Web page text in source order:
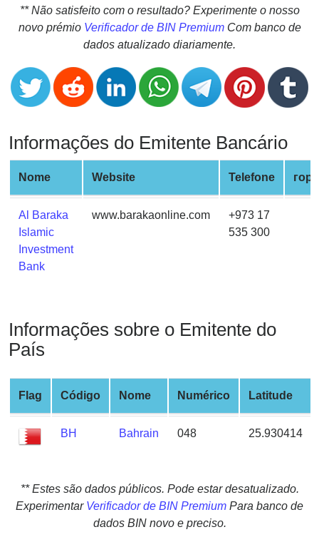
Credit
Card
Random
Credit
Card
Generate
Credit
Card
from
BIN
Credit
Card
Checker
What
is
IP
Address
?
IP
IP
BIN
Checker
** Não satisfeito com o resultado? Experimente o nosso
novo prémio Verificador de BIN PremiumCom banco de
dados atualizado diariamente.
Informações do Emitente Bancário
Nome Website Telefone
Al Baraka
Islamic
Investment
Bank
www.barakaonline.com
+973 17
535 300
Informações sobre o Emitente do
País
Flag Código Nome Numérico Latitude
BH Bahrain 048 25.930414
** Estes são dados públicos. Pode estar desatualizado.
Experimentar Verificador de BIN Premium Para banco de
dados BIN novo e preciso.